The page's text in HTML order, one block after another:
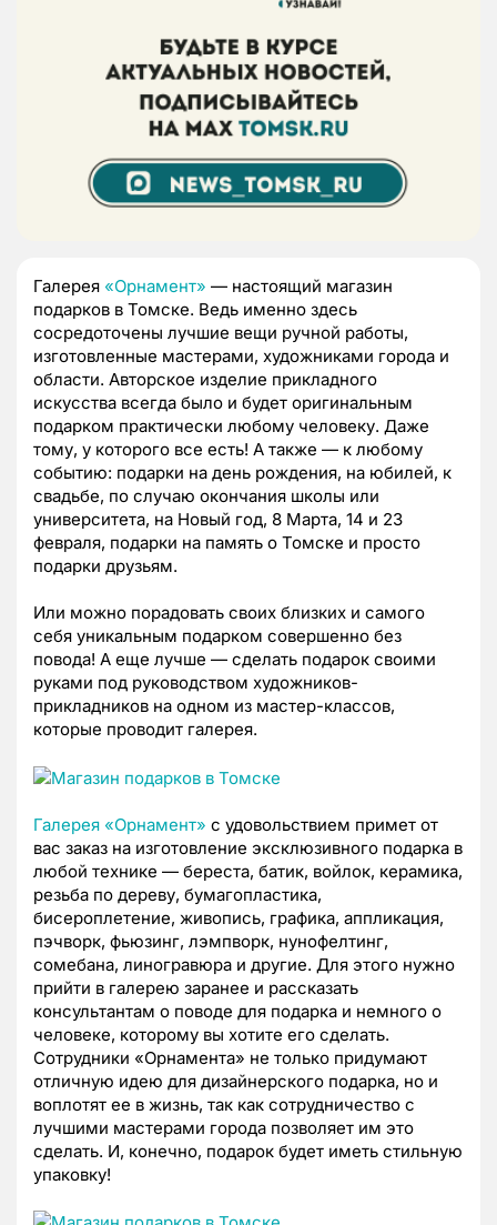
Галерея «Орнамент» — настоящий магазин
подарков в Томске. Ведь именно здесь
сосредоточены лучшие вещи ручной работы,
изготовленные мастерами, художниками города и
области. Авторское изделие прикладного
искусства всегда было и будет оригинальным
подарком практически любому человеку. Даже
тому, у которого все есть! А также — к любому
событию: подарки на день рождения, на юбилей, к
свадьбе, по случаю окончания школы или
университета, на Новый год, 8 Марта, 14 и 23
февраля, подарки на память о Томске и просто
подарки друзьям.
Или можно порадовать своих близких и самого
себя уникальным подарком совершенно без
повода! А еще лучше — сделать подарок своими
руками под руководством художников-
прикладников на одном из мастер-классов,
которые проводит галерея.
Галерея «Орнамент» с удовольствием примет от
вас заказ на изготовление эксклюзивного подарка в
любой технике — береста, батик, войлок, керамика,
резьба по дереву, бумагопластика,
бисероплетение, живопись, графика, аппликация,
пэчворк, фьюзинг, лэмпворк, нунофелтинг,
сомебана, линогравюра и другие. Для этого нужно
прийти в галерею заранее и рассказать
консультантам о поводе для подарка и немного о
человеке, которому вы хотите его сделать.
Сотрудники «Орнамента» не только придумают
отличную идею для дизайнерского подарка, но и
воплотят ее в жизнь, так как сотрудничество с
лучшими мастерами города позволяет им это
сделать. И, конечно, подарок будет иметь стильную
упаковку!